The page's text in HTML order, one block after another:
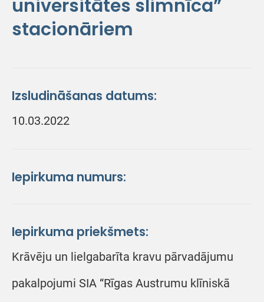
universitātes slimnīca”
stacionāriem
Izsludināšanas datums:
10.03.2022
Iepirkuma numurs:
Iepirkuma priekšmets:
Krāvēju un lielgabarīta kravu pārvadājumu
pakalpojumi SIA “Rīgas Austrumu klīniskā